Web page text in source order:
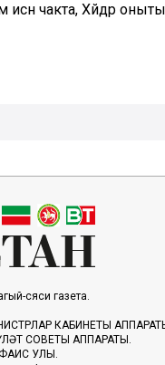
исән чакта, Хәйдәр
сәяси газета.
КАБИНЕТЫ
СОВЕТЫ АППАРАТЫ.
УЛЫ.